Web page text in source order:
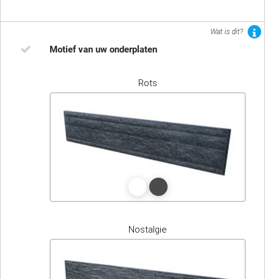
Wat is dit?
Motief van uw onderplaten
Rots
Nostalgie